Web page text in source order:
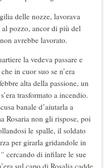
delle nozze, lavorava
pozzo, ancor di più del
avrebbe lavorato.
la vedeva passare e
in cuor suo se n’era
alta della passione, un
trasformato a incendio.
banale d’aiutarla a
Rosaria non gli rispose, poi
le spalle, il soldato
per girarla gridandole in
cercando di infilare le sue
sul capo di Rosalia cadde